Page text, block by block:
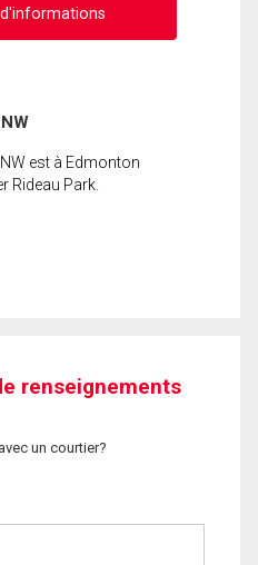
est à Edmonton
Rideau Park.
renseignements
un courtier?